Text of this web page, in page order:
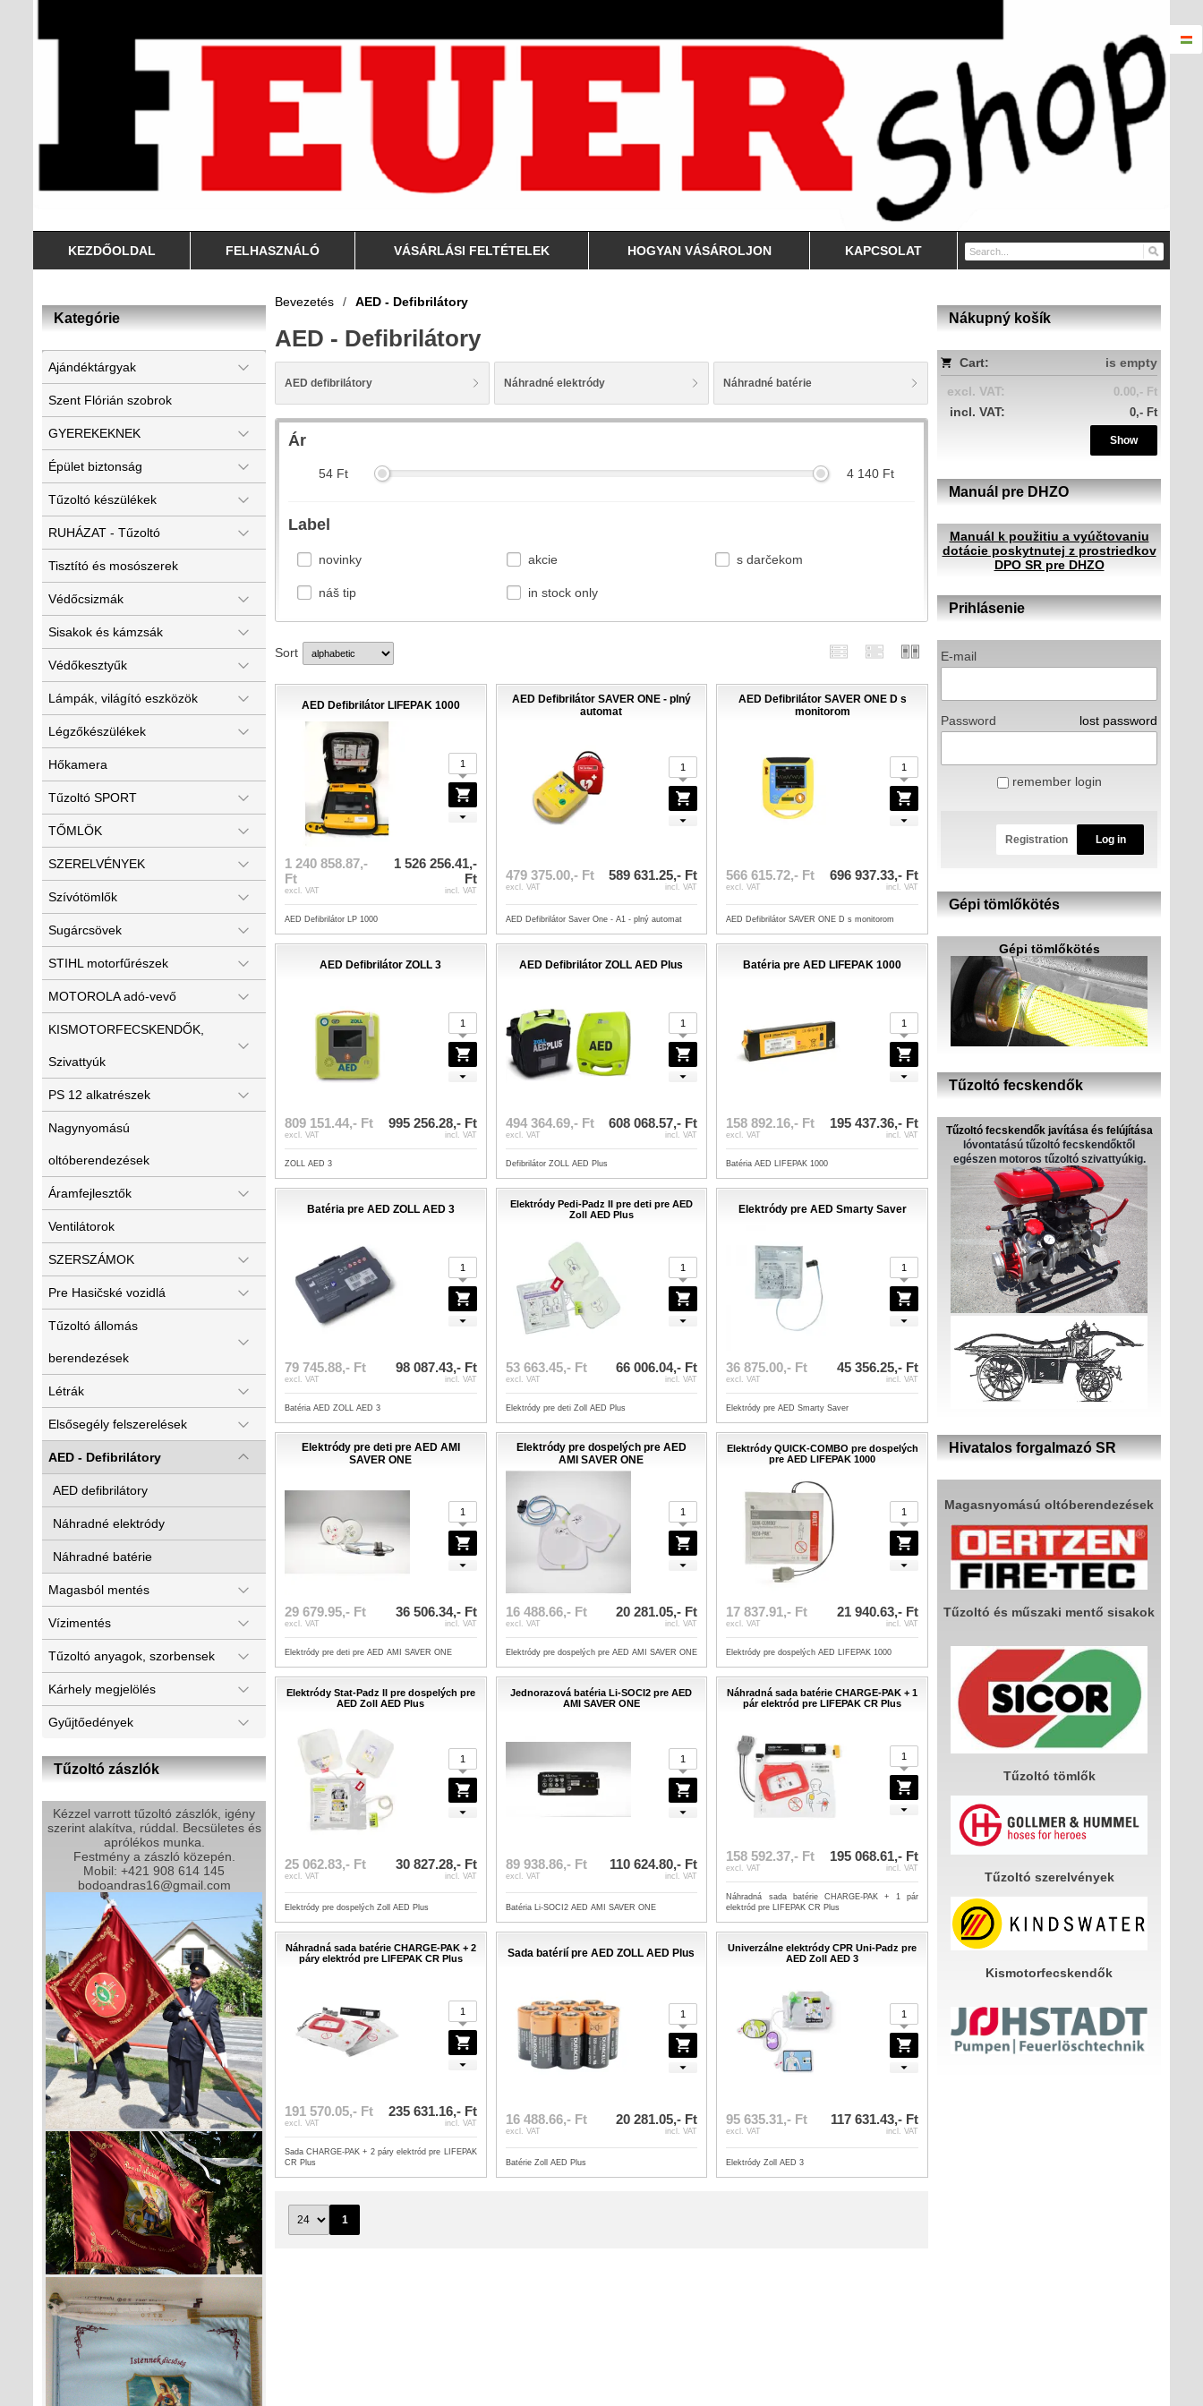
KEZDŐOLDAL FELHASZNÁLÓ VÁSÁRLÁSI FELTÉTELEK HOGYAN VÁSÁROLJON KAPCSOLAT
Kategórie
Ajándéktárgyak
Szent Flórián szobrok
GYEREKEKNEK
Épület biztonság
Tűzoltó készülékek
RUHÁZAT - Tűzoltó
Tisztító és mosószerek
Védőcsizmák
Sisakok és kámzsák
Védőkesztyűk
Lámpák, világító eszközök
Légzőkészülékek
Hőkamera
Tűzoltó SPORT
TŐMLÖK
SZERELVÉNYEK
Szívótömlők
Sugárcsövek
STIHL motorfűrészek
MOTOROLA adó-vevő
KISMOTORFECSKENDŐK,
Szivattyúk
PS 12 alkatrészek
Nagynyomású
oltóberendezések
Áramfejlesztők
Ventilátorok
SZERSZÁMOK
Pre Hasičské vozidlá
Tűzoltó állomás
berendezések
Létrák
Elsősegély felszerelések
AED - Defibrilátory
AED defibrilátory
Náhradné elektródy
Náhradné batérie
Magasból mentés
Vízimentés
Tűzoltó anyagok, szorbensek
Kárhely megjelölés
Gyűjtőedények
Tűzoltó zászlók
Kézzel varrott tűzoltó zászlók, igény
szerint alakítva, rúddal. Becsületes és
aprólékos munka.
Festmény a zászló közepén.
Mobil: +421 908 614 145
bodoandras16@gmail.com
Nákupný košík
Cart:
is empty
excl. VAT:
0.00,- Ft
incl. VAT: 0,- Ft
Show
Manuál pre DHZO
Manuál k použitiu a vyúčtovaniu
dotácie poskytnutej z prostriedkov
DPO SR pre DHZO
Prihlásenie
E-mail
Password lost password
remember login
Registration Log in
Gépi tömlőkötés
Gépi tömlőkötés
Tűzoltó fecskendők
Tűzoltó fecskendők javítása és felújítása
lóvontatású tűzoltó fecskendőktől
egészen motoros tűzoltó szivattyúkig.
Hivatalos forgalmazó SR
Magasnyomású oltóberendezések
Tűzoltó és műszaki mentő sisakok
Tűzoltó tömlők
Tűzoltó szerelvények
Kismotorfecskendők
Bevezetés / AED - Defibrilátory
AED - Defibrilátory
AED defibrilátory Náhradné elektródy Náhradné batérie
Ár
54Ft 4 140Ft
Label
novinky akcie s darčekom
náš tip in stock only
Sort
AED Defibrilátor LIFEPAK 1000
1 240 858.87,-
Ft
excl. VAT
1 526 256.41,-
Ft
incl. VAT
AED Defibrilátor LP 1000
AED Defibrilátor SAVER ONE - plný
automat
479 375.00,- Ft
excl. VAT
589 631.25,- Ft
incl. VAT
AED Defibrilátor Saver One - A1 - plný automat
AED Defibrilátor SAVER ONE D s
monitorom
566 615.72,- Ft
excl. VAT
696 937.33,- Ft
incl. VAT
AED Defibrilátor SAVER ONE D s monitorom
AED Defibrilátor ZOLL 3
809 151.44,- Ft
excl. VAT
995 256.28,- Ft
incl. VAT
ZOLL AED 3
AED Defibrilátor ZOLL AED Plus
494 364.69,- Ft
excl. VAT
608 068.57,- Ft
incl. VAT
Defibrilátor ZOLL AED Plus
Batéria pre AED LIFEPAK 1000
158 892.16,- Ft
excl. VAT
195 437.36,- Ft
incl. VAT
Batéria AED LIFEPAK 1000
Batéria pre AED ZOLL AED 3
79 745.88,- Ft
excl. VAT
98 087.43,- Ft
incl. VAT
Batéria AED ZOLL AED 3
Elektródy Pedi-Padz II pre deti pre AED
Zoll AED Plus
53 663.45,- Ft
excl. VAT
66 006.04,- Ft
incl. VAT
Elektródy pre deti Zoll AED Plus
Elektródy pre AED Smarty Saver
36 875.00,- Ft
excl. VAT
45 356.25,- Ft
incl. VAT
Elektródy pre AED Smarty Saver
Elektródy pre deti pre AED AMI
SAVER ONE
29 679.95,- Ft
excl. VAT
36 506.34,- Ft
incl. VAT
Elektródy pre deti pre AED AMI SAVER ONE
Elektródy pre dospelých pre AED
AMI SAVER ONE
16 488.66,- Ft
excl. VAT
20 281.05,- Ft
incl. VAT
Elektródy pre dospelých pre AED AMI SAVER ONE
Elektródy QUICK-COMBO pre dospelých
pre AED LIFEPAK 1000
17 837.91,- Ft
excl. VAT
21 940.63,- Ft
incl. VAT
Elektródy pre dospelých AED LIFEPAK 1000
Elektródy Stat-Padz II pre dospelých pre
AED Zoll AED Plus
25 062.83,- Ft
excl. VAT
30 827.28,- Ft
incl. VAT
Elektródy pre dospelých Zoll AED Plus
Jednorazová batéria Li-SOCI2 pre AED
AMI SAVER ONE
89 938.86,- Ft
excl. VAT
110 624.80,- Ft
incl. VAT
Batéria Li-SOCI2 AED AMI SAVER ONE
Náhradná sada batérie CHARGE-PAK + 1
pár elektród pre LIFEPAK CR Plus
158 592.37,- Ft
excl. VAT
195 068.61,- Ft
incl. VAT
Náhradná sada batérie CHARGE-PAK + 1 pár
elektród pre LIFEPAK CR Plus
Náhradná sada batérie CHARGE-PAK + 2
páry elektród pre LIFEPAK CR Plus
191 570.05,- Ft
excl. VAT
235 631.16,- Ft
incl. VAT
Sada CHARGE-PAK + 2 páry elektród pre LIFEPAK
CR Plus
Sada batérií pre AED ZOLL AED Plus
16 488.66,- Ft
excl. VAT
20 281.05,- Ft
incl. VAT
Batérie Zoll AED Plus
Univerzálne elektródy CPR Uni-Padz pre
AED Zoll AED 3
95 635.31,- Ft
excl. VAT
117 631.43,- Ft
incl. VAT
Elektródy Zoll AED 3
1